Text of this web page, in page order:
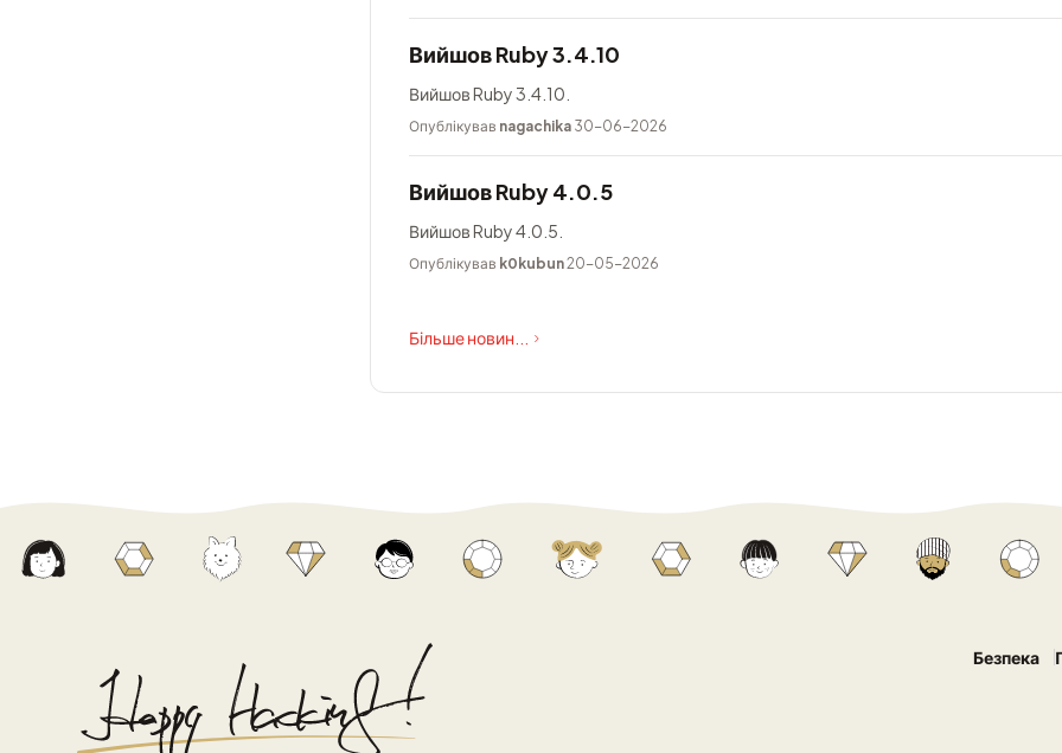
Вийшов Ruby 3.4.10
Вийшов Ruby 3.4.10.
Опублікував nagachika 30-06-2026
Вийшов Ruby 4.0.5
Вийшов Ruby 4.0.5.
Опублікував k0kubun20-05-2026
Більше новин...
Безпека